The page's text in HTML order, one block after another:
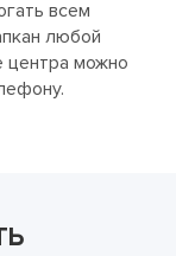
всем
любой
центра можно